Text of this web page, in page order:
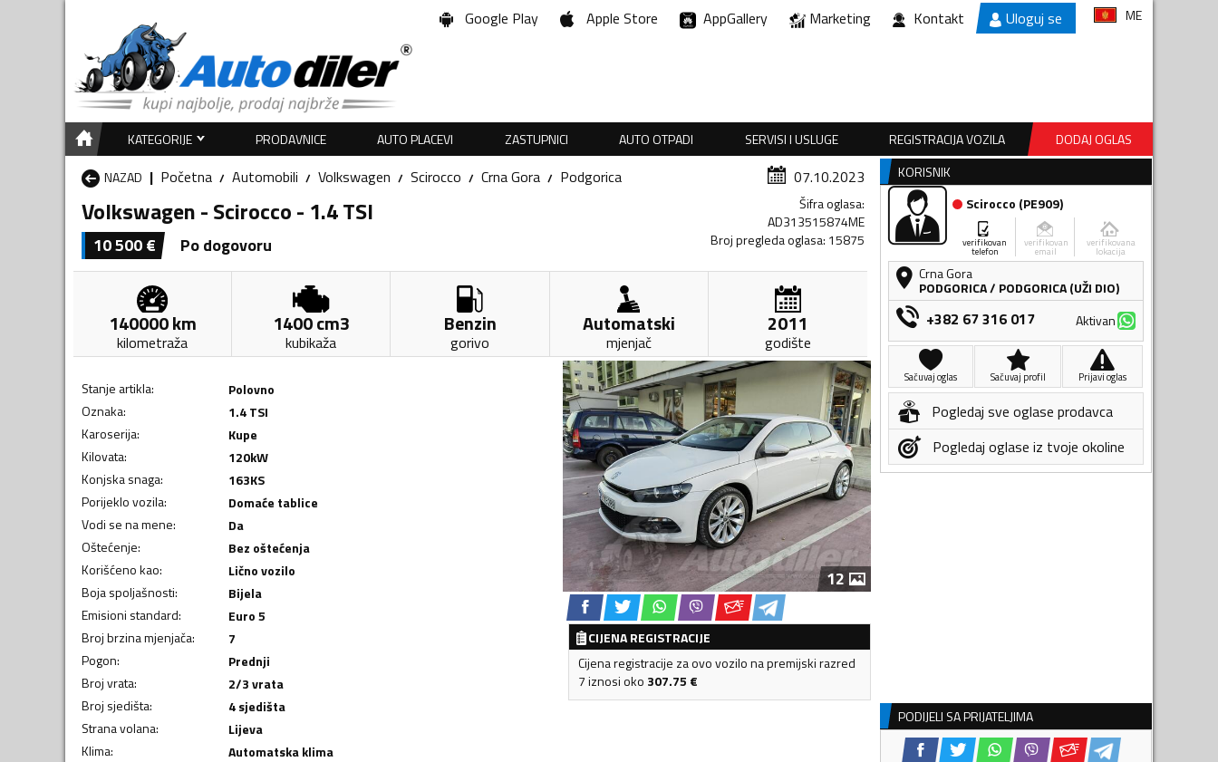
Google Play Apple Store AppGallery Marketing Kontakt Uloguj se ME
KATEGORIJE PRODAVNICE AUTO PLACEVI ZASTUPNICI AUTO OTPADI SERVISI I USLUGE REGISTRACIJA VOZILA
DODAJ OGLAS
NAZAD
Početna Automobili Volkswagen Scirocco Crna Gora Podgorica 07.10.2023
Volkswagen - Scirocco - 1.4 TSI
10 500€ Po dogovoru
Šifra oglasa:
AD313515874ME
Broj pregleda oglasa: 15875
140000km
kilometraža
1400cm3
kubikaža
Benzin
gorivo
Automatski
mjenjač
2011
godište
Stanje artikla:
Polovno
Oznaka:
1.4 TSI
Karoserija:
Kupe
Kilovata: 120kW
Konjska snaga: 163KS
Porijeklo vozila:
Domaće tablice
Vodi se na mene:
Da
Oštećenje:
Bez oštećenja
Korišćeno kao:
Lično vozilo
Boja spoljašnosti:
Bijela
Emisioni standard:
Euro 5
Broj brzina mjenjača:
7
Pogon:
Prednji
Broj vrata:
2/3 vrata
Broj sjedišta:
4 sjedišta
Strana volana:
Lijeva
Klima:
Automatska klima
12
CIJENA REGISTRACIJE
Cijena registracije za ovo vozilo na premijski razred
7 iznosi oko 307.75 €
KORISNIK
Scirocco (PE909)
verifikovan
telefon
verifikovan
email
verifikovana
lokacija
Crna Gora
PODGORICA/ PODGORICA (UŽI DIO)
+382 67 316 017 Aktivan
Sačuvaj oglas Sačuvaj profil Prijavi oglas
Pogledaj sve oglase prodavca
Pogledaj oglase iz tvoje okoline
PODIJELI SA PRIJATELJIMA